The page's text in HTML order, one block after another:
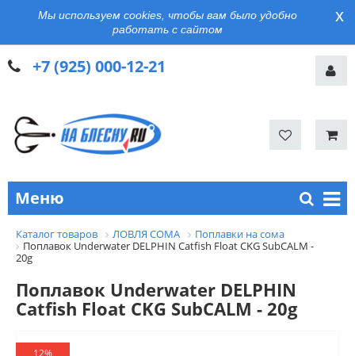
Мы используем cookies, чтобы вам было удобно
работать с сайтом
x
+7 (925) 000-12-21
Меню
Каталог товаров ЛОВЛЯ СОМА
Поплавки на сома
Поплавок Underwater DELPHIN Catfish Float CKG SubCALM -
20g
Поплавок Underwater DELPHIN
Catfish Float CKG SubCALM - 20g
12%